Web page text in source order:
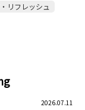
リフレッシュ
2026.07.11